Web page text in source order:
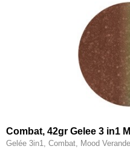
Combat, 42gr Gelee 3 in1
Gelée 3in1, Combat, Mood